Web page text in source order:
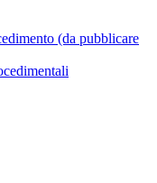
(da pubblicare